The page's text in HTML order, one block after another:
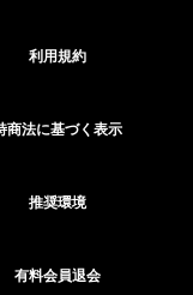
利用規約
商法に基づく表示
推奨環境
有料会員退会